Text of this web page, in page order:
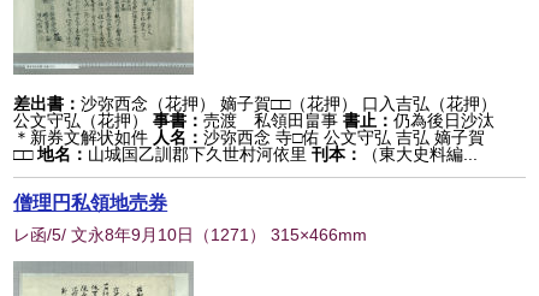
差出書：沙弥西念（花押） 嫡子賀□□（花押） 口入吉弘（花押）
公文守弘（花押）
事書：売渡 私領田畠事書止：仍為後日沙汰
＊新券文解状如件 人名：沙弥西念 寺□佑 公文守弘 吉弘 嫡子賀
□□ 地名： 山城国乙訓郡下久世村河依里 刊本： （東大史料編...
僧理円私領地売券
レ函/5/ 文永8年9月10日 （1271 ） 315×466mm